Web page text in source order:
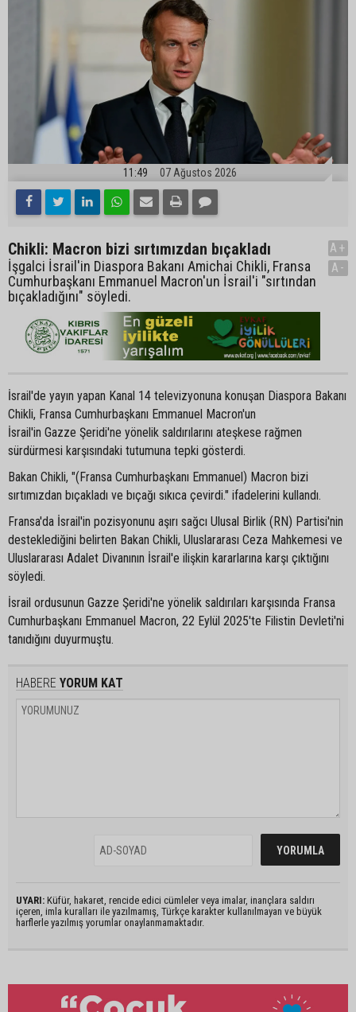
11:49 07 Ağustos 2026
Chikli: Macron bizi sırtımızdan bıçakladı
İşgalci İsrail'in Diaspora Bakanı Amichai Chikli, Fransa
Cumhurbaşkanı Emmanuel Macron'un İsrail'i "sırtından
bıçakladığını" söyledi.
A+
A-
İsrail'de yayın yapan Kanal 14 televizyonuna konuşan Diaspora Bakanı
Chikli, Fransa Cumhurbaşkanı Emmanuel Macron'un
İsrail'in Gazze Şeridi'ne yönelik saldırılarını ateşkese rağmen
sürdürmesi karşısındaki tutumuna tepki gösterdi.
Bakan Chikli, "(Fransa Cumhurbaşkanı Emmanuel) Macron bizi
sırtımızdan bıçakladı ve bıçağı sıkıca çevirdi." ifadelerini kullandı.
Fransa'da İsrail'in pozisyonunu aşırı sağcı Ulusal Birlik (RN) Partisi'nin
desteklediğini belirten Bakan Chikli, Uluslararası Ceza Mahkemesi ve
Uluslararası Adalet Divanının İsrail'e ilişkin kararlarına karşı çıktığını
söyledi.
İsrail ordusunun Gazze Şeridi'ne yönelik saldırıları karşısında Fransa
Cumhurbaşkanı Emmanuel Macron, 22 Eylül 2025'te Filistin Devleti'ni
tanıdığını duyurmuştu.
HABERE YORUM KAT
UYARI: Küfür, hakaret, rencide edici cümleler veya imalar, inançlara saldırı
içeren, imla kuralları ile yazılmamış, Türkçe karakter kullanılmayan ve büyük
harflerle yazılmış yorumlar onaylanmamaktadır.